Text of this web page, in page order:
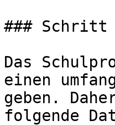
###
Das
einen
geben.
folgende